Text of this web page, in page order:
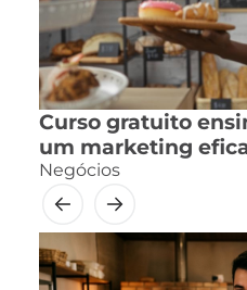
Curso gratuito
um marketing
Negócios